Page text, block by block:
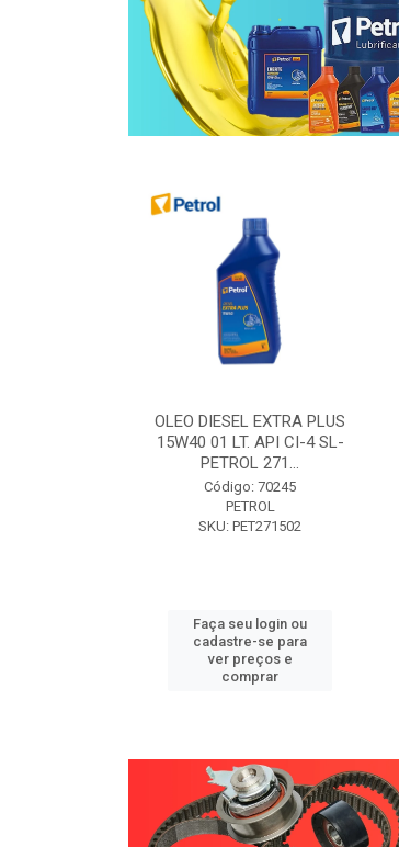
OLEO DIESEL EXTRA PLUS
15W40 01 LT. API CI-4 SL-
PETROL 271...
Código: 70245
PETROL
SKU: PET271502
Faça seu login ou
cadastre-se para
ver preços e
comprar